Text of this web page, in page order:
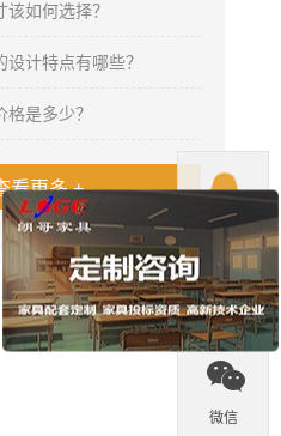
如何选择？
计特点有哪些？
是多少？
看更多 + 
QQ

热线

微信